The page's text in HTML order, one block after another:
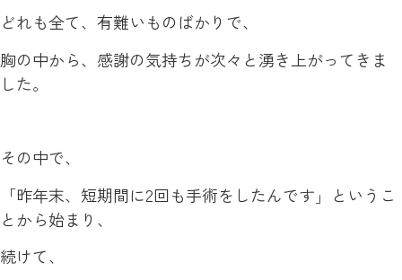
どれも全て、有難いものばかりで、
胸の中から、感謝の気持ちが次々と湧き上がってきま
した。
その中で、
「昨年末、短期間に2回も手術をしたんです」というこ
とから始まり、
続けて、